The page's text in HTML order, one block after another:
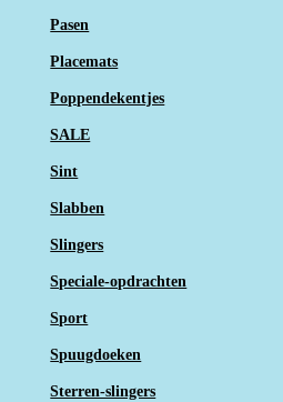
Pasen
Placemats
Poppendekentjes
SALE
Sint
Slabben
Slingers
Speciale-opdrachten
Sport
Spuugdoeken
Sterren-slingers